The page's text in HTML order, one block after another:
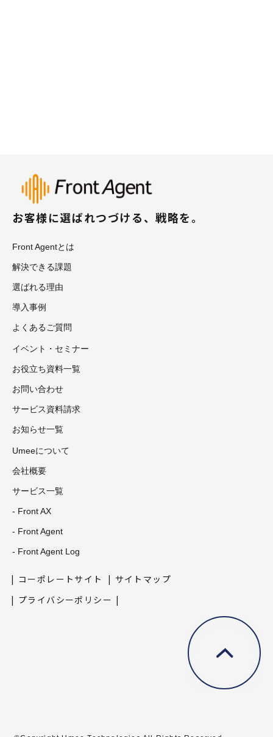
お客様に選ばれつづける、戦略を。
Front Agentとは
解決できる課題
選ばれる理由
導入事例
よくあるご質問
イベント・セミナー
お役立ち資料一覧
お問い合わせ
サービス資料請求
お知らせ一覧
Umeeについて
会社概要
サービス一覧
- Front AX
- Front Agent
- Front Agent Log
コーポレートサイト
サイトマップ
プライバシーポリシー